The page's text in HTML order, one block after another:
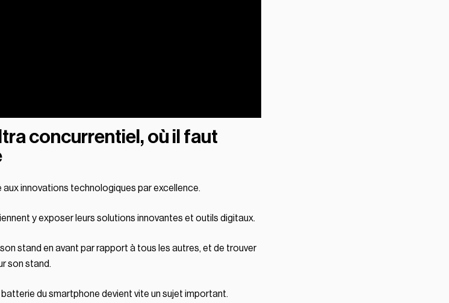
concurrentiel, où il faut
aux innovations technologiques par excellence.
y exposer leurs solutions innovantes et outils digitaux.
stand en avant par rapport à tous les autres, et de trouver
son stand.
du smartphone devient vite un sujet important.